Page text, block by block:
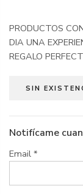
PRODUCTOS
DIA UNA
REGALO
SIN
Notifícame
Email *